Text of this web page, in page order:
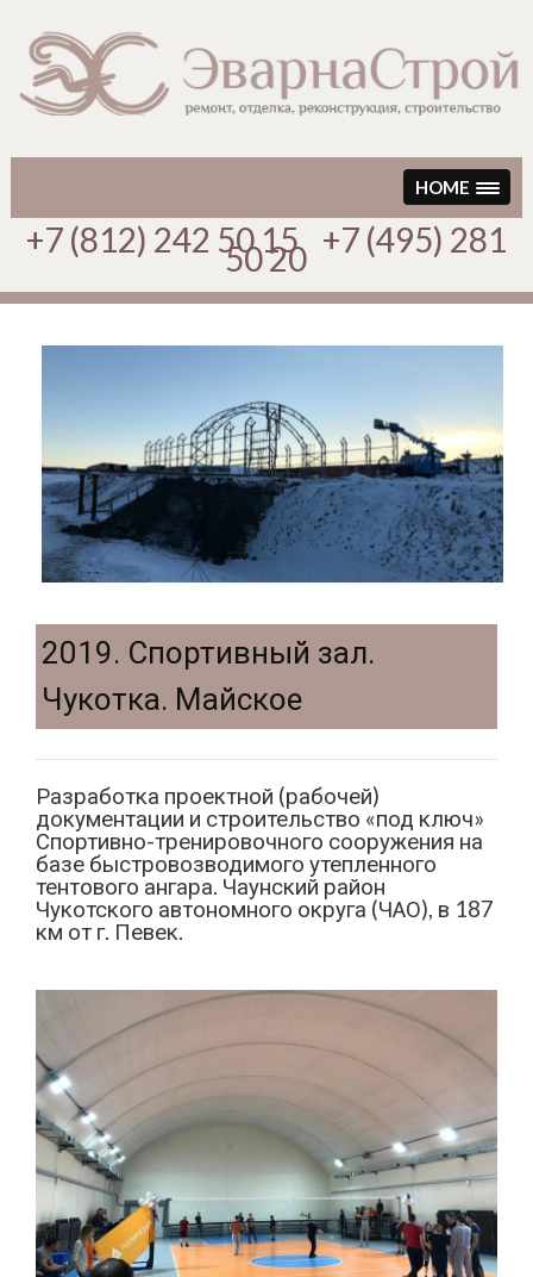
HOME
+7 (812) 242 50 15 +7 (495) 281
50 20
2019. Спортивный зал.
Чукотка. Майское
Разработка проектной (рабочей)
документации и строительство «под ключ»
Спортивно-тренировочного сооружения на
базе быстровозводимого утепленного
тентового ангара. Чаунский район
Чукотского автономного округа (ЧАО), в 187
км от г. Певек.